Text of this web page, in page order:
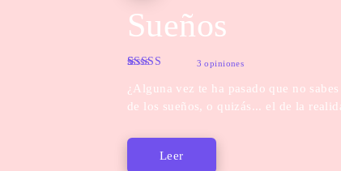
Sueños
out of 5
based on
customer
3 opiniones
¿Alguna vez te ha pasado que no
de los sueños, o quizás... el de la
Leer